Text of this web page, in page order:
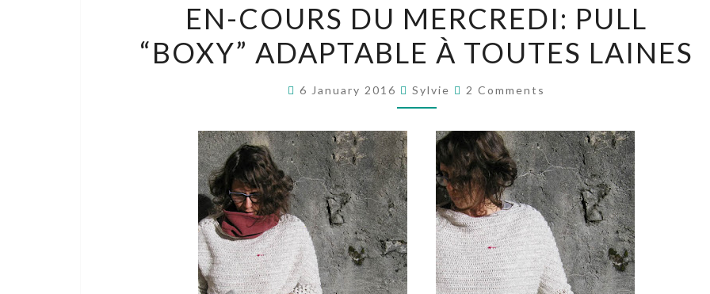
COURS
DU
MERCREDI:
PULL
ADAPTABLE
TOUTES
LAINES
EN-COURS DU MERCREDI: PULL
“BOXY” ADAPTABLE À TOUTES LAINES
6 January 2016 Sylvie Comments
2 Comments